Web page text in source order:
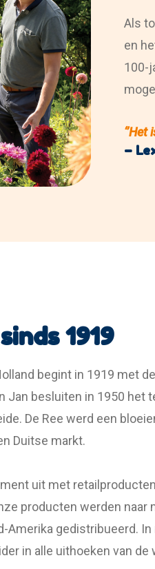
Als
en
100-
–
1919
begint in 1919 met
Jan besluiten in 1950 het
De Ree werd een
Duitse markt.
uit met
producten werden naar
Amerika gedistribueerd.
in alle uithoeken van de